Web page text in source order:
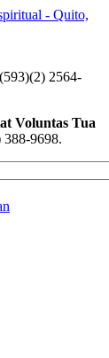
(593)(2) 2564-
388-9698.